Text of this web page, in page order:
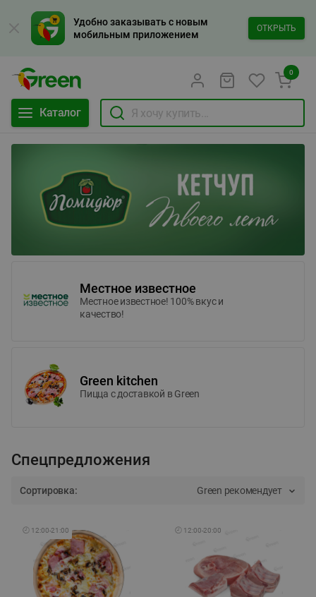
Удобно заказывать с новым
мобильным приложением
ОТКРЫТЬ
Каталог
0
Местное известное
Местное известное! 100% вкус и
качество!
Green kitchen
Пицца c доставкой в Green
Спецпредложения
Сортировка: Green рекомендует
🕘 12:00-21:00 🕘 12:00-20:00